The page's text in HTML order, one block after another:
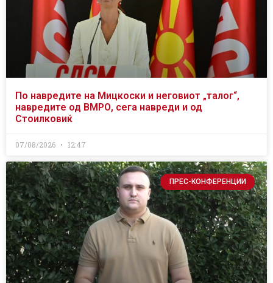
По навредите на Мицкоски и неговиот „талог“,
навредите од ВМРО, сега навреди и од
Стоилковиќ
07/08/2026 12:47
ПРЕС-КОНФЕРЕНЦИИ